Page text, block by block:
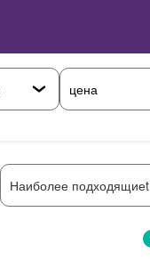
цена
Наиболее подходящиеt